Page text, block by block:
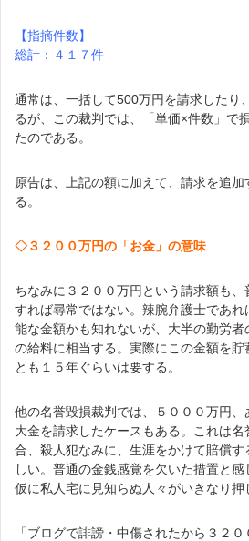
【指摘件数】
総計：４１７件
通常は、一括して500万円を請求したり
るが、この裁判では、「単価×件数」で
たのである。
原告は、上記の額に加えて、請求を追
る。
◇３２００万円の「お金」の意味
ちなみに３２００万円という請求額も
すれば尋常ではない。辣腕弁護士であ
能な金額かも知れないが、大半の勤労
の給料に相当する。実際にこの金額を貯
とも１５年ぐらいは要する。
他の名誉毀損裁判では、５０００万円、
大金を請求したケースもある。これは
合、殺人犯なみに、生涯をかけて賠償
しい。普通の金銭感覚を欠いた措置と感
仮に私人宅に見知らぬ人々がいきなり押
「ブログで誹謗・中傷されたから３２